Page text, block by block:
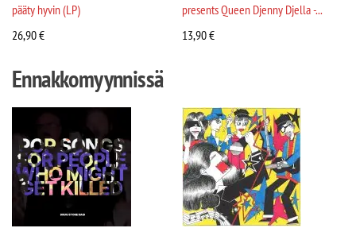
pääty hyvin (LP)
26,90€
presents Queen Djenny Djella -...
13,90€
Ennakkomyynnissä